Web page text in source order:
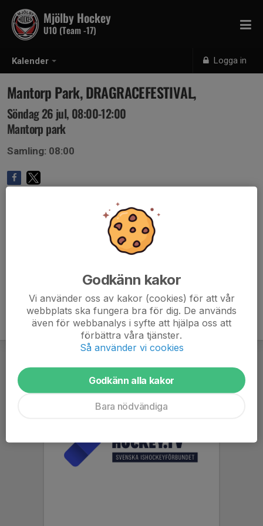
Kalender Logga in
Mjölby Hockey
U10 (Team -17)
Mantorp Park, DRAGRACEFESTIVAL,
Söndag 26 jul, 08:00-12:00
Mantorp park
Samling: 08:00
Godkänn kakor
Vi använder oss av kakor (cookies) för att vår
webbplats ska fungera bra för dig. De används
även för webbanalys i syfte att hjälpa oss att
förbättra våra tjänster.
Så använder vi cookies
Godkänn alla kakor
Bara nödvändiga